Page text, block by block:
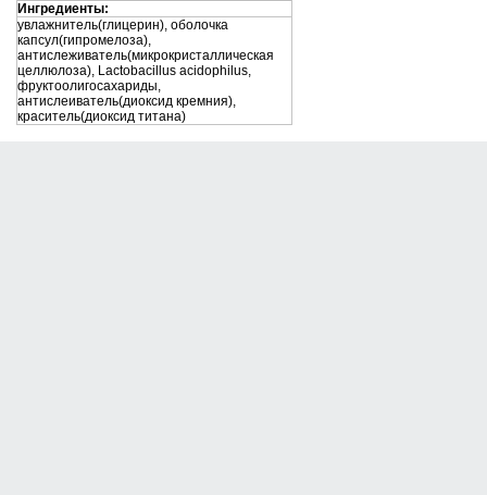
Ингредиенты:
увлажнитель(глицерин), оболочка
капсул(гипромелоза),
антислеживатель(микрокристаллическая
целлюлоза), Lactobacillus acidophilus,
фруктоолигосахариды,
антислеиватель(диоксид кремния),
краситель(диоксид титана)